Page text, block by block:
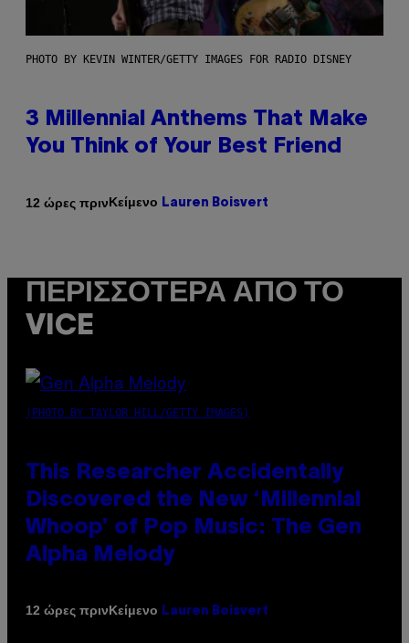
PHOTO BY KEVIN WINTER/GETTY IMAGES FOR RADIO DISNEY
3 Millennial Anthems That Make
You Think of Your Best Friend
12 ώρες πρινΚείμενο Lauren Boisvert
ΠΕΡΙΣΣΌΤΕΡΑ ΑΠΌ ΤΟ
VICE
(PHOTO BY TAYLOR HILL/GETTY IMAGES)
This Researcher Accidentally
Discovered the New ‘Millennial
Whoop’ of Pop Music: The Gen
Alpha Melody
12 ώρες πρινΚείμενο Lauren Boisvert